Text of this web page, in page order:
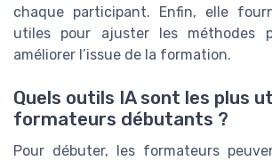
chaque participant. Enfin, elle
utiles pour ajuster les méthodes
améliorer l’issue de la formation.
Quels outils IA sont les plus
formateurs débutants ?
Pour débuter, les formateurs